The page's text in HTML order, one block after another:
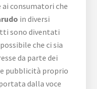
ai consumatori che
in diversi
sono diventati
che ci sia
da parte dei
pubblicità proprio
dalla voce